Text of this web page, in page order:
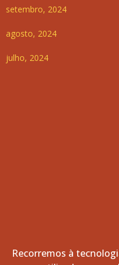
setembro, 2024
agosto, 2024
julho, 2024
Recorremos à